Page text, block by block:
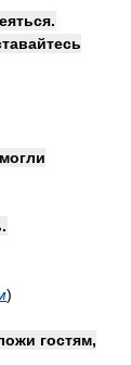
)
гостям,